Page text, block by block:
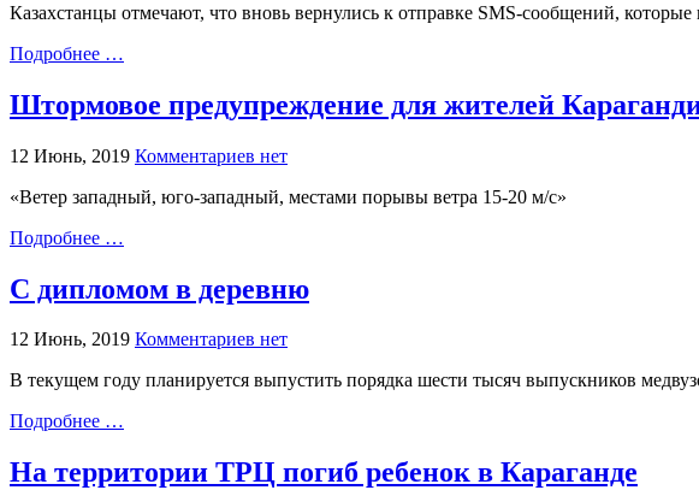
Казахстанцы отмечают, что вновь вернулись к отправке SMS-сообщений, которые
Подробнее …
Штормовое предупреждение для жителей
12 Июнь, 2019 Комментариев нет
«Ветер западный, юго-западный, местами порывы ветра 15-20 м/с»
Подробнее …
С дипломом в деревню
12 Июнь, 2019 Комментариев нет
В текущем году планируется выпустить порядка шести тысяч выпускников
Подробнее …
На территории ТРЦ погиб ребенок в Караганде